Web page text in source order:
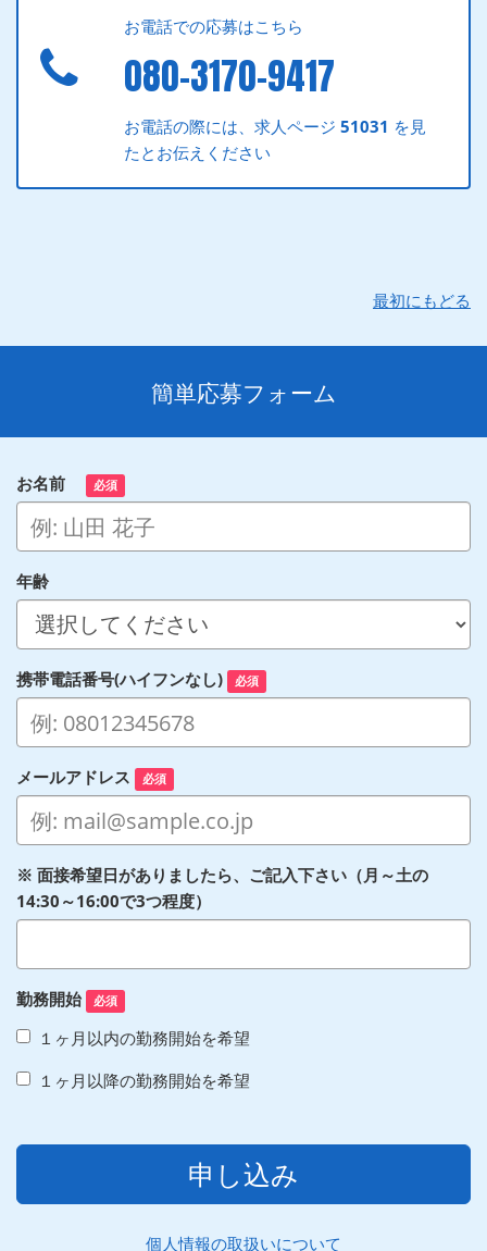
お電話での応募はこちら
080-3170-9417
お電話の際には、求人ページ51031 を見
たとお伝えください
最初にもどる
簡単応募フォーム
お名前 必須
年齢
携帯電話番号(ハイフンなし) 必須
メールアドレス 必須
※ 面接希望日がありましたら、ご記入下さい（月～土の
14:30～16:00で3つ程度）
勤務開始 必須
１ヶ月以内の勤務開始を希望
１ヶ月以降の勤務開始を希望
申し込み
個人情報の取扱いについて